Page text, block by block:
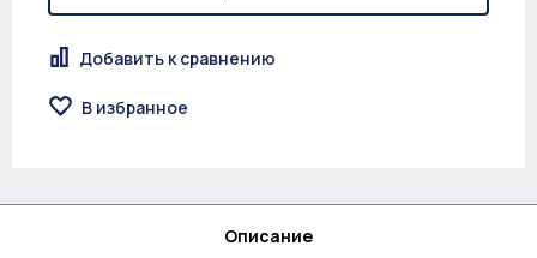
Добавить к сравнению
В избранное
Описание